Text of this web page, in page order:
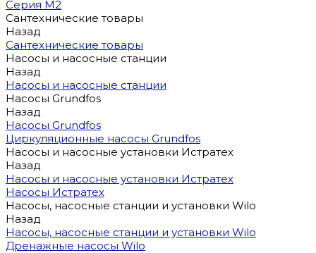
Серия М2
Сантехнические товары
Назад
Сантехнические товары
Насосы и насосные станции
Назад
Насосы и насосные станции
Насосы Grundfos
Назад
Насосы Grundfos
Циркуляционные насосы Grundfos
Насосы и насосные установки Истратех
Назад
Насосы и насосные установки Истратех
Насосы Истратех
Насосы, насосные станции и установки Wilo
Назад
Насосы, насосные станции и установки Wilo
Дренажные насосы Wilo